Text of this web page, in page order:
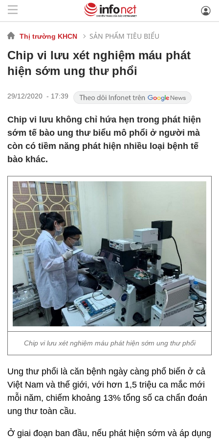
Thị trường KHCN SẢN PHẨM TIÊU BIỂU
Chip vi lưu xét nghiệm máu phát
hiện sớm ung thư phổi
29/12/2020 - 17:39
Chip vi lưu không chỉ hứa hẹn trong phát hiện
sớm tế bào ung thư biểu mô phổi ở người mà
còn có tiềm năng phát hiện nhiều loại bệnh tế
bào khác.
Chip vi lưu xét nghiệm máu phát hiện sớm ung thư phổi
Ung thư phổi là căn bệnh ngày càng phổ biến ở cả
Việt Nam và thế giới, với hơn 1,5 triệu ca mắc mới
mỗi năm, chiếm khoảng 13% tổng số ca chẩn đoán
ung thư toàn cầu.
Ở giai đoạn ban đầu, nếu phát hiện sớm và áp dụng